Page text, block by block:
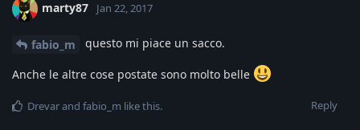
marty87 Jan 22, 2017
fabio_m questo mi piace un sacco.
Anche le altre cose postate sono molto belle
Reply
Drevarand fabio_m like this.